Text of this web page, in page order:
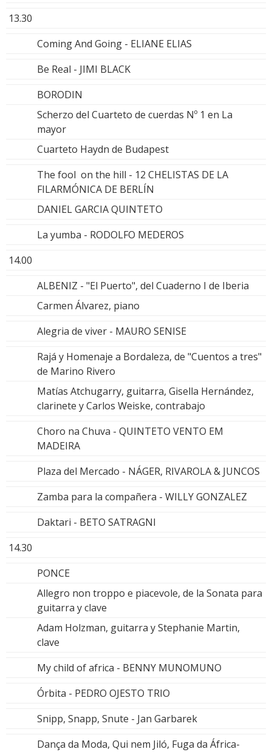
13.30
Coming And Going - ELIANE ELIAS
Be Real - JIMI BLACK
BORODIN
Scherzo del Cuarteto de cuerdas Nº 1 en La
mayor
Cuarteto Haydn de Budapest
The fool on the hill - 12 CHELISTAS DE LA
FILARMÓNICA DE BERLÍN
DANIEL GARCIA QUINTETO
La yumba - RODOLFO MEDEROS
14.00
ALBENIZ - "El Puerto", del Cuaderno I de Iberia
Carmen Álvarez, piano
Alegria de viver - MAURO SENISE
Rajá y Homenaje a Bordaleza, de "Cuentos a tres"
de Marino Rivero
Matías Atchugarry, guitarra, Gisella Hernández,
clarinete y Carlos Weiske, contrabajo
Choro na Chuva - QUINTETO VENTO EM
MADEIRA
Plaza del Mercado - NÁGER, RIVAROLA & JUNCOS
Zamba para la compañera - WILLY GONZALEZ
Daktari - BETO SATRAGNI
14.30
PONCE
Allegro non troppo e piacevole, de la Sonata para
guitarra y clave
Adam Holzman, guitarra y Stephanie Martin,
clave
My child of africa - BENNY MUNOMUNO
Órbita - PEDRO OJESTO TRIO
Snipp, Snapp, Snute - Jan Garbarek
Dança da Moda, Qui nem Jiló, Fuga da África-